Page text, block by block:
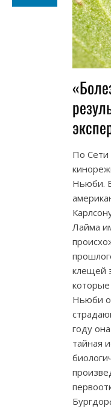
По Сети
Ньюби.
Лайма
клещей
Ньюби
году
тайная